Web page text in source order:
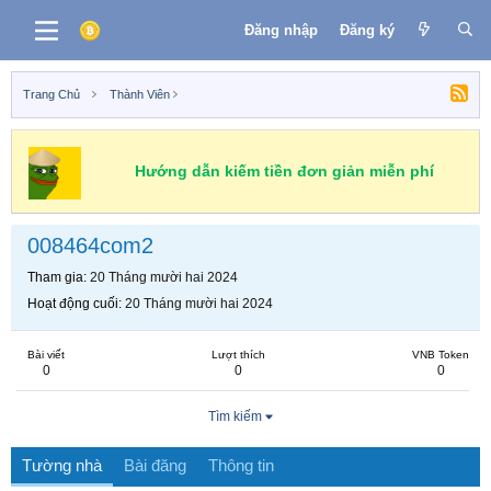
Đăng nhập Đăng ký
Trang Chủ Thành Viên
Hướng dẫn kiếm tiền đơn giản miễn phí
008464com2
Tham gia 20 Tháng mười hai 2024
Hoạt động cuối 20 Tháng mười hai 2024
Bài viết
0
Lượt thích
0
VNB Token
0
Tìm kiếm
Tường nhà Bài đăng Thông tin